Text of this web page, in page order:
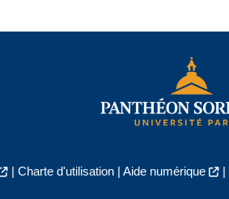
| Charte d'utilisation| Aide numérique |